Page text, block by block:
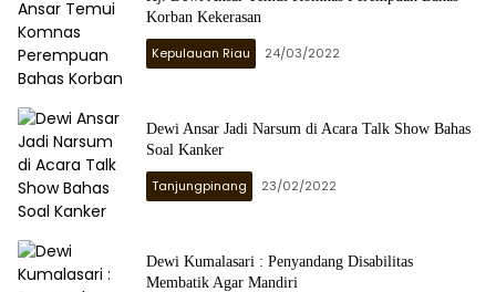
Korban Kekerasan
Kepulauan Riau 24/03/2022
Dewi Ansar Jadi Narsum di Acara Talk Show Bahas
Soal Kanker
Tanjungpinang 23/02/2022
Dewi Kumalasari : Penyandang Disabilitas
Membatik Agar Mandiri